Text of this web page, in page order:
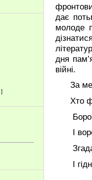
]
дає
молоде
дня
війні.
За
Хто
І
Згадай
І